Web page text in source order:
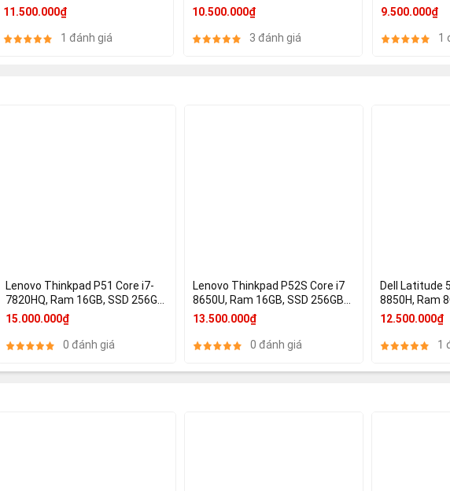
FHD, NVIDIA Quadro P600 4GB
11.500.000₫
1 đánh giá
15.6 Inch FHD, UDH 630, Nvidia
GeForce MX130 2GB, Face ID
10.500.000₫
3 đánh giá
1135G7, Ram
14
9.500.000₫
1
Lenovo Thinkpad P51 Core i7-
7820HQ, Ram 16GB, SSD 256GB,
Quadro M2200 4GB, 15.6 4K (
3840x2160 )
15.000.000₫
0 đánh giá
Lenovo Thinkpad P52S Core i7
8650U, Ram 16GB, SSD 256GB
512GB, 15.6 FHD, Nvidia Quadro
13.500.000₫
0 đánh giá
Dell Latitude
8850H, Ram
15.6 Inch FHD,
GeForce
12.500.000₫
1